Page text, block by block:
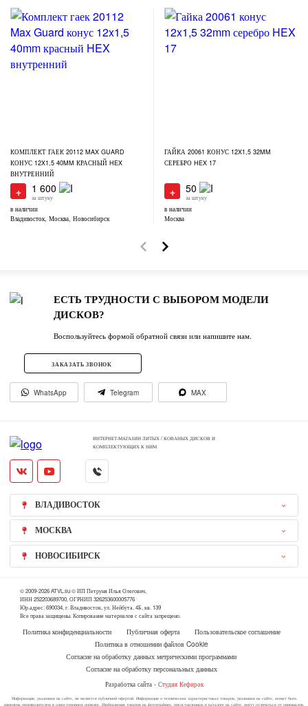
КОМПЛЕКТ ГАЕК 20112 MAX GUARD
КОНУС 12X1,5 40MM КРАСНЫЙ HEX
ВНУТРЕННИЙ
+ 1 600
за штуку
в наличии
Владивосток, Москва, Новосибирск
ГАЙКА 20061 КОНУС 12X1,5 32MM
СЕРЕБРО HEX 17
+ 50
за штуку
в наличии
Москва
ЕСТЬ ТРУДНОСТИ С ВЫБОРОМ МОДЕЛИ
ДИСКОВ?
Воспользуйтесь формой обратной связи или напишите нам.
ЗАКАЗАТЬ ЗВОНОК
WhatsApp Telegram MAX
ИНТЕРНЕТ-МАГАЗИН ЛИТЫХ / КОВАНЫХ ДИСКОВ И
КОМПЛЕКТУЮЩИХ К НИМ
ВЛАДИВОСТОК
МОСКВА
НОВОСИБИРСК
© 2009-2026 ATVL.su © ИП Петруня Илья Олегович,
ИНН 252203689700, ОГРНИП 326253600005776
Юр.адрес: 690034, г. Владивосток, ул. Нейбута, 4Б, кв. 139
Все права защищены. Копирование материалов с сайта запрещено.
Политика конфиденциальности Публичная оферта
Пользовательское соглашение
Политика в отношении файлов Cookie
Согласие на обработку данных метрическими программами
Согласие на обработку персональных данных
Разработка сайта - Студия Кефирок
Информация, указанная на сайте, не является публичной офертой. Информация о технических характеристиках товаров, указанная на сайте, может быть
изменена производителем в одностороннем порядке. Изображения товаров на фотографиях, представленных в каталоге на сайте, могут отличаться от оригиналов.